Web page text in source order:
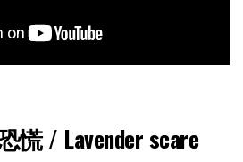
/ Lavender scare